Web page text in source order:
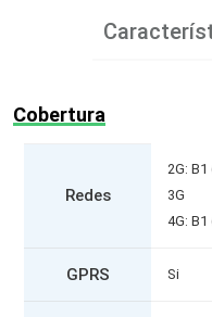
Cobertura
Redes
2G:
3G
4G:
GPRS Si